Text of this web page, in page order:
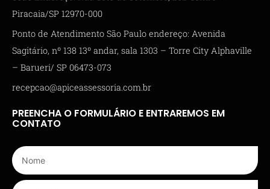
Piracaia/SP 12970-000
Ponto de Atendimento São Paulo endereço: Avenida
Sagitário, nº 138 13º andar, sala 1303 – Torre City Alphaville
– Barueri/ SP 06473-073
recepcao@apiceassessoria.com.br
PREENCHA O FORMULÁRIO E ENTRAREMOS EM
CONTATO